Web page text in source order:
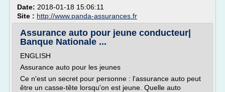
Date: 2018-01-18 15:06:11
Site : http://www.panda-assurances.fr
Assurance auto pour jeune conducteur|
Banque Nationale ...
ENGLISH
Assurance auto pour les jeunes
Ce n'est un secret pour personne : l'assurance auto peut
être un casse-tête lorsqu'on est jeune. Quelle auto